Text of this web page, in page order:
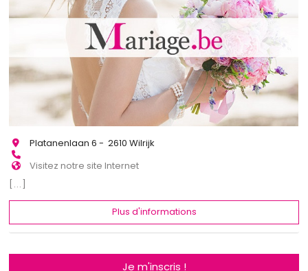
Platanenlaan 6 - 2610 Wilrijk
Visitez notre site Internet
[...]
Plus d'informations
Je m'inscris !